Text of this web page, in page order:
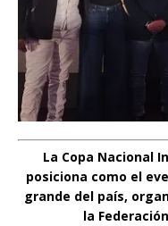
La Copa Nacional
posiciona como el
grande del país,
la